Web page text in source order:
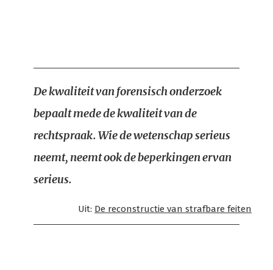
De kwaliteit van forensisch onderzoek
bepaalt mede de kwaliteit van de
rechtspraak. Wie de wetenschap serieus
neemt, neemt ook de beperkingen ervan
serieus.
Uit: De reconstructie van strafbare feiten